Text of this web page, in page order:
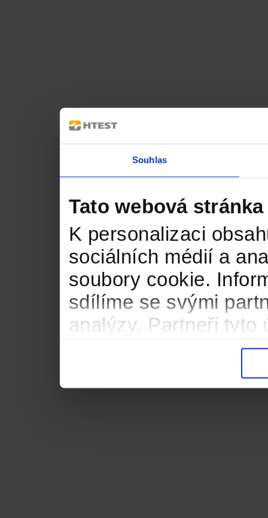
Souhlas
Tato webová
K personalizaci
sociálních médií a
soubory cookie.
sdílíme se svými
analýzy. Partneři tyto
informacemi, které